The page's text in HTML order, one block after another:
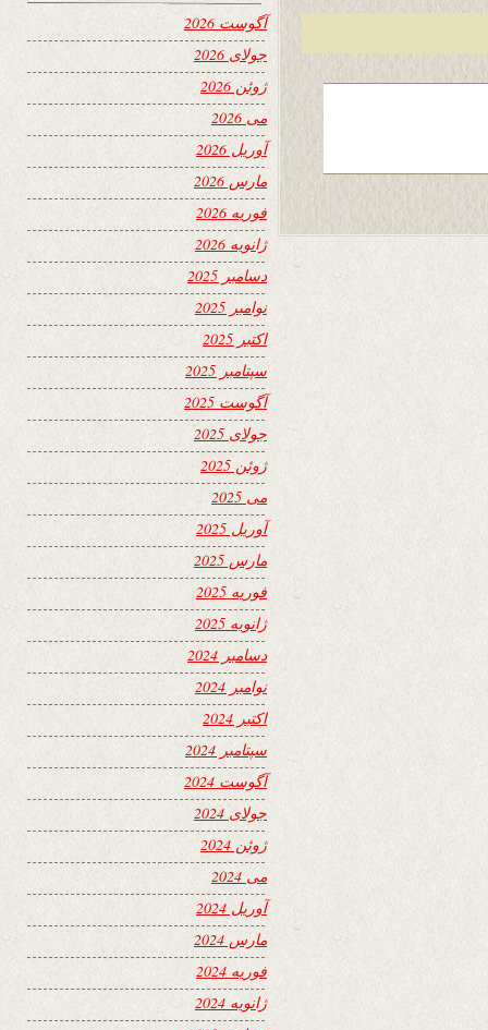
آگوست 2026
جولای 2026
ژوئن 2026
می 2026
آوریل 2026
مارس 2026
فوریه 2026
ژانویه 2026
دسامبر 2025
نوامبر 2025
اکتبر 2025
سپتامبر 2025
آگوست 2025
جولای 2025
ژوئن 2025
می 2025
آوریل 2025
مارس 2025
فوریه 2025
ژانویه 2025
دسامبر 2024
نوامبر 2024
اکتبر 2024
سپتامبر 2024
آگوست 2024
جولای 2024
ژوئن 2024
می 2024
آوریل 2024
مارس 2024
فوریه 2024
ژانویه 2024